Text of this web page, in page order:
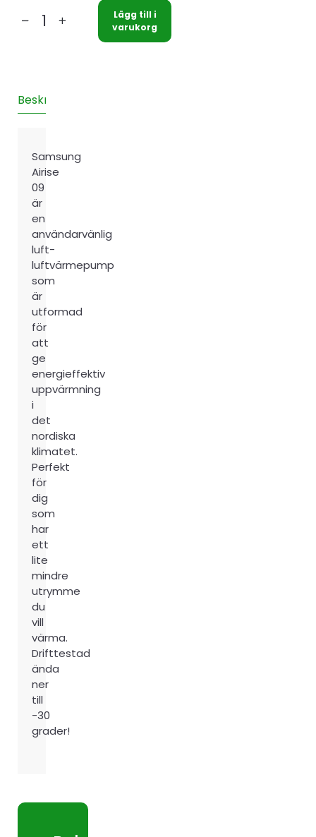
Samsung
Lägg till i
varukorg
Beskrivning
Samsung
Airise
09
är
en
användarvänlig
luft-
luftvärmepump
som
är
utformad
för
att
ge
energieffektiv
uppvärmning
i
det
nordiska
klimatet.
Perfekt
för
dig
som
har
ett
lite
mindre
utrymme
du
vill
värma.
Drifttestad
ända
ner
till
-30
grader!